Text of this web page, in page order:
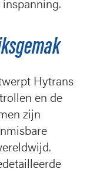
Hytrans
en de
zijn